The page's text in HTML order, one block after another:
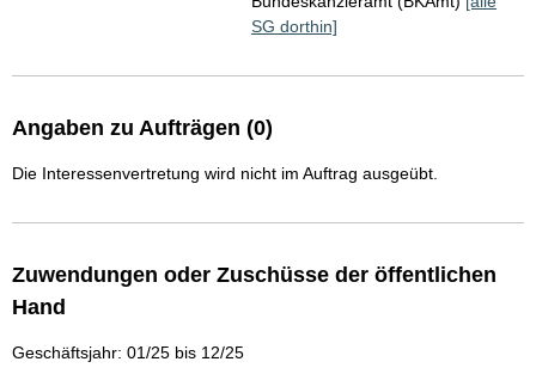
SG dorthin]
Angaben zu Aufträgen (0)
Die Interessenvertretung wird nicht im Auftrag ausgeübt.
Zuwendungen oder Zuschüsse der öffentlichen
Hand
Geschäftsjahr: 01/25 bis 12/25